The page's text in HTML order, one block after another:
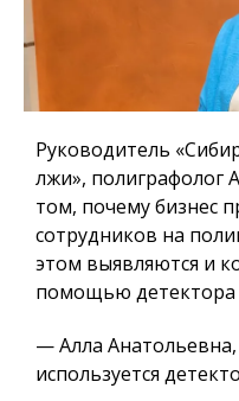
Руководитель
лжи», полиграфолог
том, почему бизнес
сотрудников на
этом выявляются и
помощью детектора
— Алла Анатольевна,
используется